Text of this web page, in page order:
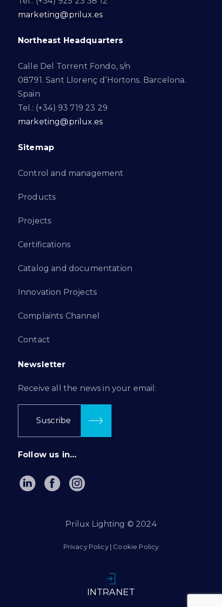
marketing@prilux.es
Northeast Headquarters
Calle Del Torrent Fondo, s/n
08791. Sant Llorenç d’Hortons. Barcelona.
Spain
Tel.: (+34) 93 719 23 29
marketing@prilux.es
Sitemap
Control and management
Products
Projects
Certifications
Catalog and documentation
Innovation Projects
Complaints Channel
Contact
Newsletter
Receive all the news in your email:
Suscribe
Follow us in…
Prilux Lighting © 2024
Privacy Policy| Cookie Policy
INTRANET